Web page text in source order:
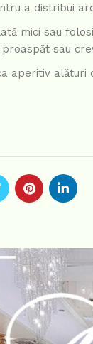
a distribui
mici sau
sau
aperitiv alături